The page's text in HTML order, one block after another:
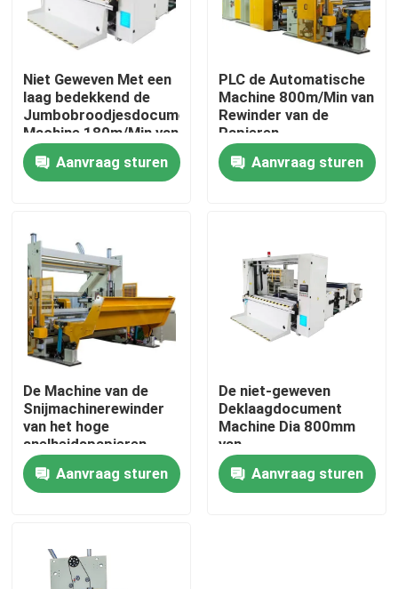
Thuis
Over ons
Contacten
Producten
VR-show
Papieren zakdoekjemachine
gezichtsweefselmachine
Document Servetmachine
papieren zakdoekjesnijmachine
Niet Geweven Met een
laag bedekkend de
Jumbobroodjesdocument
Machine 180m/Min van
Snijmachinerewinder
Aanvraag sturen
PLC de Automatische
Machine 800m/Min van
Rewinder van de
Papieren
zakdoekjesnijmachine
Aanvraag sturen
De Machine van de
Snijmachinerewinder
van het hoge
snelheidspapieren
zakdoekje het
Pneumatische
Scheuren
Aanvraag sturen
De niet-geweven
Deklaagdocument
Machine Dia 800mm
van
Snijmachinerewinder
Aanvraag sturen